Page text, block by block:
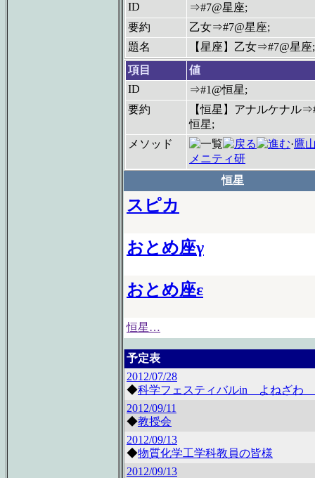
ID
⇒#7@星座;
要約
乙女⇒#7@星座;
題名
【星座】乙女⇒#7@星座;
項目
値
ID
⇒#1@恒星;
要約
【恒星】アナルケナル
恒星;
メソッド
·鷹
メニティ研
恒星
スピカ
おとめ座γ
おとめ座ε
恒星…
予定表
2012/07/28
◆科学フェスティバルin よねざわ
2012/09/11
◆教授会
2012/09/13
◆物質化学工学科教員の皆様
2012/09/13